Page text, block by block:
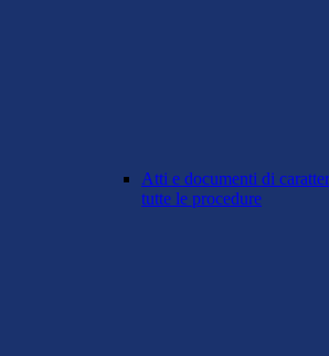
Atti e documenti di
tutte le procedure